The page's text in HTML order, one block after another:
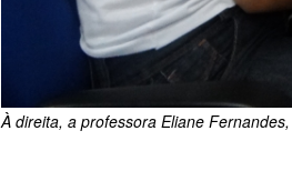
À direita, a professora Eliane